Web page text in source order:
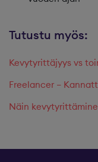
Tutustu myös:
Kevytyrittäjyys vs
Freelancer –
Näin